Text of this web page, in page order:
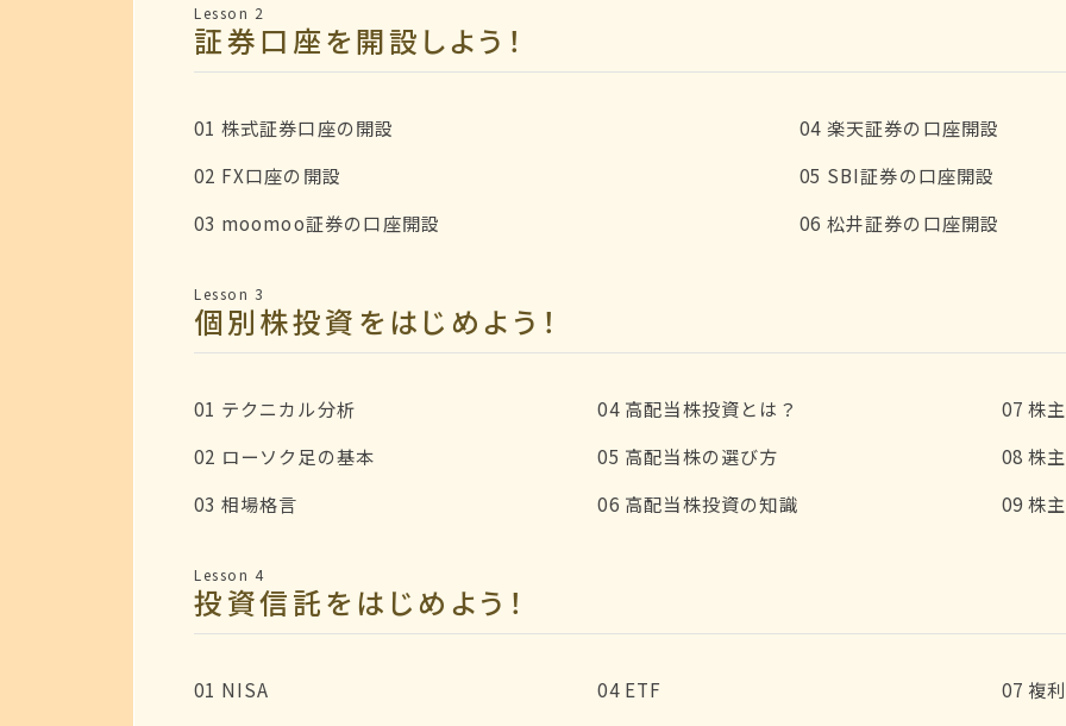
Lesson 2
証券口座を開設しよう！
01 株式証券口座の開設
02 FX口座の開設
03 moomoo証券の口座開設
04 楽天証券の口座開設
05 SBI証券の口座開設
06 松井証券の口座開設
Lesson 3
個別株投資をはじめよう！
01 テクニカル分析
02 ローソク足の基本
03 相場格言
04 高配当株投資とは？
05 高配当株の選び方
06 高配当株投資の知識
07 株
08 株
09 株
Lesson 4
投資信託をはじめよう！
01 NISA
04 ETF
07 複